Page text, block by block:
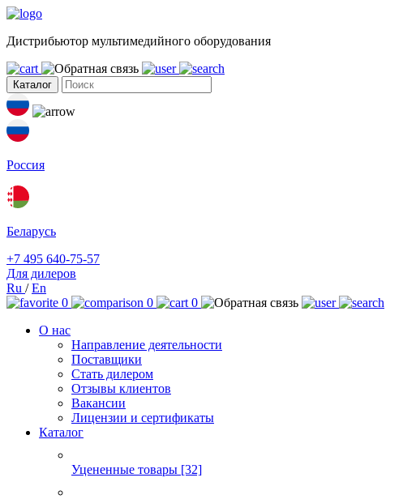
Дистрибьютор мультимедийного оборудования
Каталог
Россия
Беларусь
+7 495 640-75-57
Для дилеров
Ru /En
0
0
0
О нас
Направление деятельности
Поставщики
Стать дилером
Отзывы клиентов
Вакансии
Лицензии и сертификаты
Каталог
Уцененные товары [32]